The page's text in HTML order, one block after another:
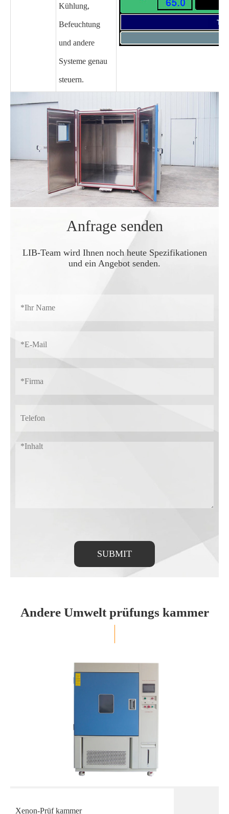
Kühlung,
Befeuchtung
und andere
Systeme genau
steuern.
Anfrage senden
LIB-Team wird Ihnen noch heute Spezifikationen
und ein Angebot senden.
SUBMIT
Andere Umwelt prüfungs kammer
Xenon-Prüf kammer